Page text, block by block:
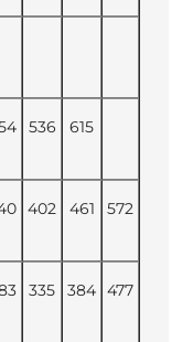
536 615
402 461 572
335 384 477